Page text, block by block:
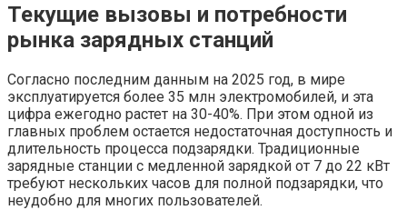
Текущие вызовы и потребности
рынка зарядных станций
Согласно последним данным на 2025 год, в мире
эксплуатируется более 35 млн электромобилей, и эта
цифра ежегодно растет на 30-40%. При этом одной из
главных проблем остается недостаточная доступность и
длительность процесса подзарядки. Традиционные
зарядные станции с медленной зарядкой от 7 до 22 кВт
требуют нескольких часов для полной подзарядки, что
неудобно для многих пользователей.